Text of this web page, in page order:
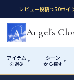
レビュー投稿で50ポイ
Angel's
アイテム
を選ぶ
▾
シーン
から探す ▾